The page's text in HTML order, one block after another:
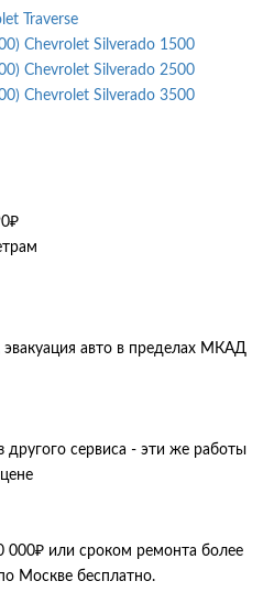
Traverse
Chevrolet Silverado 1500
Chevrolet Silverado 2500
Chevrolet Silverado 3500
авто в пределах МКАД
другого сервиса - эти же работы
000₽ или сроком ремонта более
Москве бесплатно.